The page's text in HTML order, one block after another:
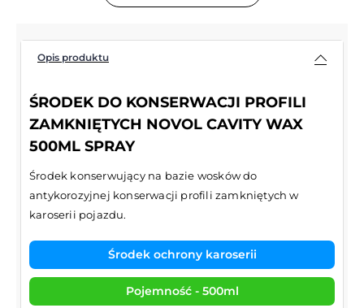
Opis produktu
ŚRODEK DO KONSERWACJI PROFILI
ZAMKNIĘTYCH NOVOL CAVITY WAX
500ML SPRAY
Środek konserwujący na bazie wosków do
antykorozyjnej konserwacji profili zamkniętych w
karoserii pojazdu.
Środek ochrony karoserii
Pojemność - 500ml